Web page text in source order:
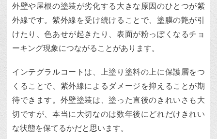
外壁や屋根の塗装が劣化する大きな原因のひとつが紫
外線です。紫外線を受け続けることで、塗膜の艶が引
けたり、色あせが起きたり、表面が粉っぽくなるチョ
ーキング現象につながることがあります。
インテグラルコートは、上塗り塗料の上に保護層をつ
くることで、紫外線によるダメージを抑えることが期
待できます。外壁塗装は、塗った直後のきれいさも大
切ですが、本当に大切なのは数年後にどれだけきれい
な状態を保てるかだと思います。